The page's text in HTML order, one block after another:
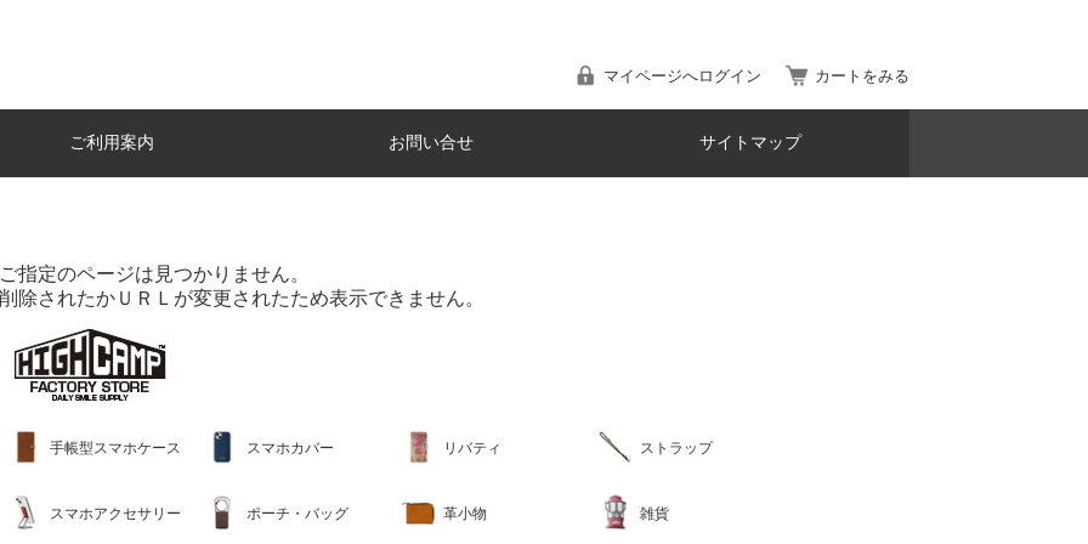
マイページへログイン カートをみる
ご利用案内 お問い合せ サイトマップ
ご指定のページは見つかりません。
削除されたかＵＲＬが変更されたため表示できません。
手帳型スマホケース スマホカバー リバティ ストラップ
スマホアクセサリー ポーチ・バッグ 革小物 雑貨